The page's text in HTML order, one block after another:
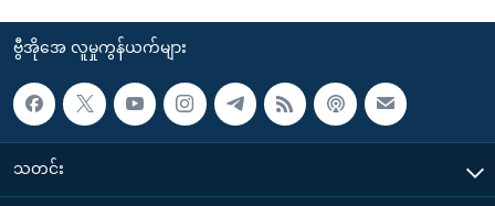
ဗွီအိုအေ လူမှုကွန်ယက်များ
သတင်း